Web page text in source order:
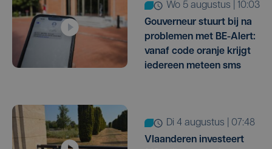
wo 5 augustus | 10:03
Gouverneur stuurt bij na
problemen met BE-Alert:
vanaf code oranje krijgt
iedereen meteen sms
di 4 augustus | 07:48
Vlaanderen investeert